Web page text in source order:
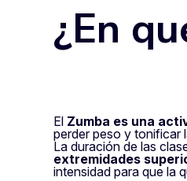
¿En
El Zumba es una
perder peso y tonificar
La duración de las
extremidades
intensidad para que la